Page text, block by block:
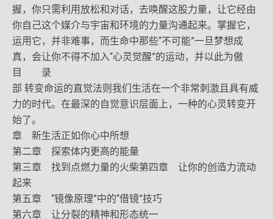
握，你只需利用放松和对话，去唤醒这股力量，让它经由
你自己这个媒介与宇宙和环境的力量沟通起来。掌握它，
运用它，并非难事，而生命中那些“不可能”一旦梦想成
真，会让你不得不加入“心灵觉醒”的运动，并以此为傲
目 录
部 转变命运的直觉法则我们生活在一个非常刺激且具有威
力的时代。在最深的自觉意识层面上，一种的心灵转变开
始了。
章 新生活正如你心中所想
第二章 探索体内更高的能量
第三章 找到点燃力量的火柴第四章 让你的创造力流动
起来
第五章 “镜像原理”中的“借镜”技巧
第六章 让分裂的精神和形态统一